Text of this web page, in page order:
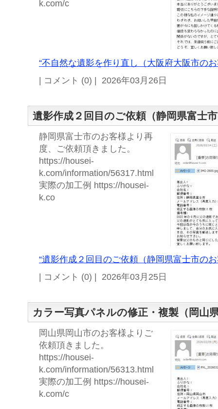
k.com/c
“不自然な遺影を作り直し（大阪府大阪市の
| コメント (0) | 2026年03月26日
遺影作成２回目のご依頼（静岡県富士
静岡県富士市のお客様より再
度、ご依頼頂きました。
https://housei-
k.com/information/56317.html
実際の加工例 https://housei-
k.co
“遺影作成２回目のご依頼（静岡県富士市の
| コメント (0) | 2026年03月25日
カラー写真パネルの修正・複製（岡山
岡山県岡山市のお客様よりご
依頼頂きました。
https://housei-
k.com/information/56313.html
実際の加工例 https://housei-
k.com/c